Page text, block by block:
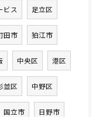
ビス 足立区
田市 狛江市
中央区 港区
並区 中野区
国立市 日野市